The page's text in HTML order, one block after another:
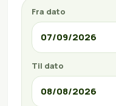
Fra dato
Til dato